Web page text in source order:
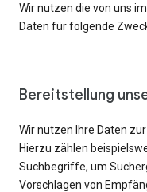
Wir nutzen die von uns
Daten für folgende
Bereitstellung
Wir nutzen Ihre Daten zur
Hierzu zählen
Suchbegriffe, um
Vorschlagen von